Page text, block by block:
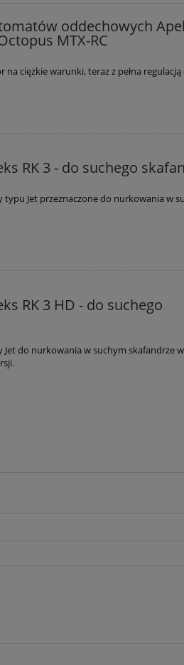
2 691,00 zł
Cena regularna: 2 990,00 zł
Najniższa cena: 2 990,00 zł
oddechowych
MTX-RC
na ciężkie warunki, teraz z pełna
RK 3 - do suchego
typu Jet przeznaczone do nurkowania w
RK 3 HD - do suchego
Jet do nurkowania w suchym skafandrze